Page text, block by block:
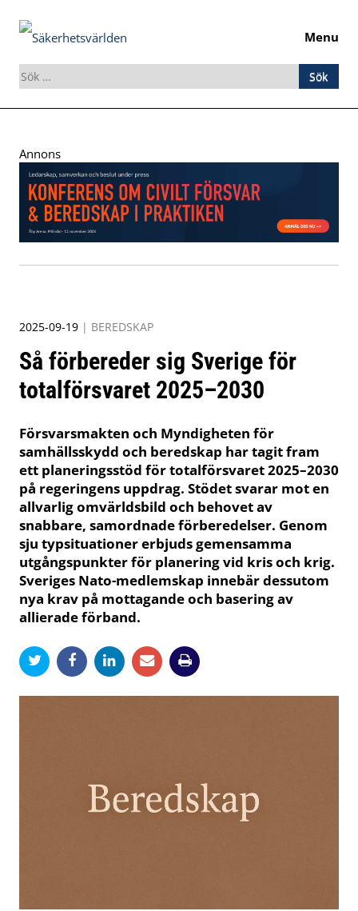
Menu
Sök
efter:
to
content
Annons
2025-09-19 | BEREDSKAP
Så förbereder sig Sverige för
totalförsvaret 2025–2030
Försvarsmakten och Myndigheten för
samhällsskydd och beredskap har tagit fram
ett planeringsstöd för totalförsvaret 2025–2030
på regeringens uppdrag. Stödet svarar mot en
allvarlig omvärldsbild och behovet av
snabbare, samordnade förberedelser. Genom
sju typsituationer erbjuds gemensamma
utgångspunkter för planering vid kris och krig.
Sveriges Nato-medlemskap innebär dessutom
nya krav på mottagande och basering av
allierade förband.